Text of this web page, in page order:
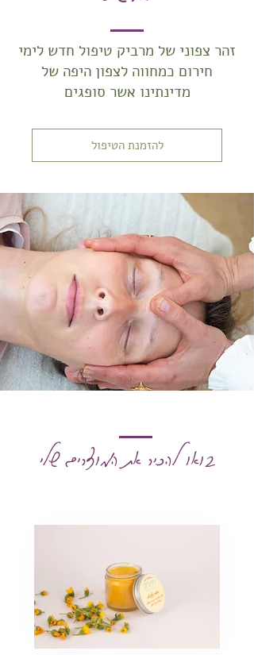
זהר צפוני של מרביק טיפול חדש לימי
חירום כמחווה לצפון היפה של
מדינתינו אשר סופגים
להזמנת הטיפול
בואו להכיר את המוצרים שלי